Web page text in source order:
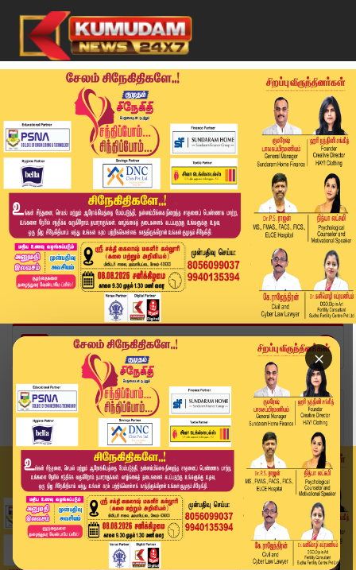
×
Home
வீடியோ ஸ்டோரி
Job Fraud | வேலை வாங்கி தருவதாக கூறி இளைஞரை ஏமா...